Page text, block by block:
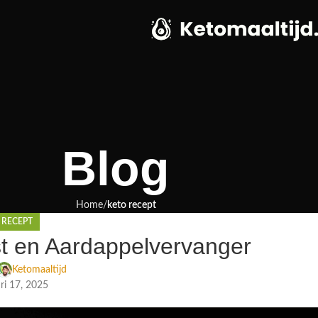
Blog
Home keto recept
en Aardappelvervanger
Ketomaaltijd
17, 2025